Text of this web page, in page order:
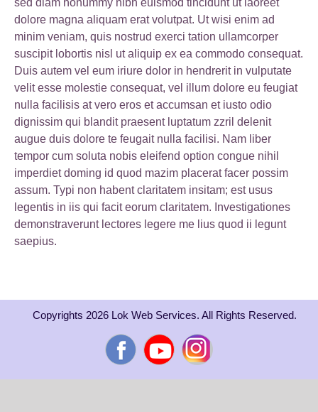
dolore magna aliquam erat volutpat. Ut wisi enim ad
minim veniam, quis nostrud exerci tation ullamcorper
suscipit lobortis nisl ut aliquip ex ea commodo consequat.
Duis autem vel eum iriure dolor in hendrerit in vulputate
velit esse molestie consequat, vel illum dolore eu feugiat
nulla facilisis at vero eros et accumsan et iusto odio
dignissim qui blandit praesent luptatum zzril delenit
augue duis dolore te feugait nulla facilisi. Nam liber
tempor cum soluta nobis eleifend option congue nihil
imperdiet doming id quod mazim placerat facer possim
assum. Typi non habent claritatem insitam; est usus
legentis in iis qui facit eorum claritatem. Investigationes
demonstraverunt lectores legere me lius quod ii legunt
saepius.
Copyrights 2026 Lok Web Services. All Rights Reserved.
FacebookYouTubeInstagram